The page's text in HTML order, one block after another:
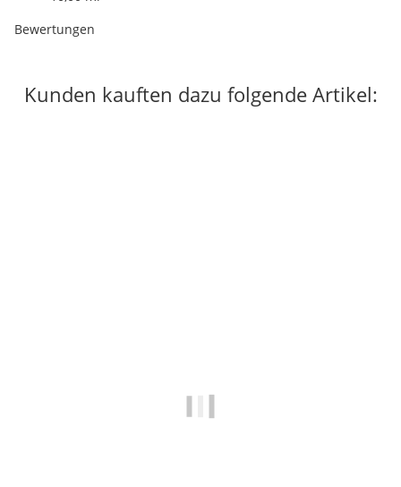
Bewertungen
Kunden kauften dazu folgende Artikel: